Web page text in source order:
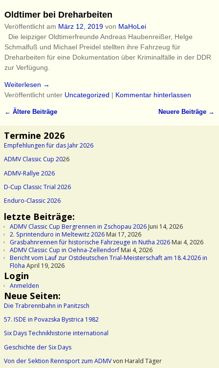
Oldtimer bei Dreharbeiten
Veröffentlicht am März 12, 2019 von MaHoLei
Die leipziger Oldtimerfreunde Andreas Haubenreißer, Helge
Schmalfuß und Michael Preidel stellten ihre Fahrzeug für
Dreharbeiten für eine Dokumentation über Kriminalfälle in der DDR
zur Verfügung.
Weiterlesen →
Veröffentlicht unter Uncategorized | Kommentar hinterlassen
← Ältere Beiträge Neuere Beiträge →
Termine 2026
Empfehlungen für das Jahr 2026
ADMV Classic Cup 2026
ADMV-Rallye 2026
D-Cup Classic Trial 2026
Enduro-Classic 2026
letzte Beiträge:
ADMV Classic Cup Bergrennen in Zschopau 2026Juni 14, 2026
2. Sprintenduro in Meltewitz 2026Mai 17, 2026
Grasbahnrennen für historische Fahrzeuge in Nutha 2026Mai 4, 2026
ADMV Classic Cup in Oehna-ZellendorfMai 4, 2026
Bericht vom Lauf zur Ostdeutschen Trial-Meisterschaft am 18.4.2026 in
Flöha April 19, 2026
Login
Anmelden
Neue Seiten:
Die Trabrennbahn in Panitzsch
57. ISDE in Povazska Bystrica 1982
Six Days Technikhistorie international
Geschichte der Six Days
Von der Sektion Rennsport zum ADMVvon Harald Täger